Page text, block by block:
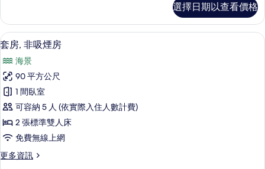
片
套
房
的
情
選擇日期以查看價格
顯
示
套
房,
非
吸
煙
房
的
套房, 非吸煙房 | 免費迷你吧物品、客
9
套房, 非吸煙房
海景
90 平方公尺
1 間臥室
可容納 5 人 (依實際入住人數計費)
2 張標準雙人床
免費無線上網
更多資訊
更